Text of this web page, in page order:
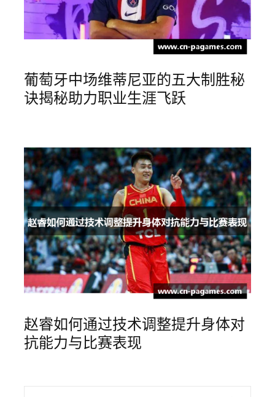
葡萄牙中场维蒂尼亚的五大制胜秘
诀揭秘助力职业生涯飞跃
赵睿如何通过技术调整提升身体对
抗能力与比赛表现